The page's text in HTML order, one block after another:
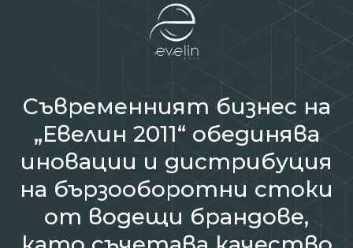
Съвременният бизнес на
„Евелин 2011“ обединява
иновации и дистрибуция
на бързооборотни стоки
от водещи брандове,